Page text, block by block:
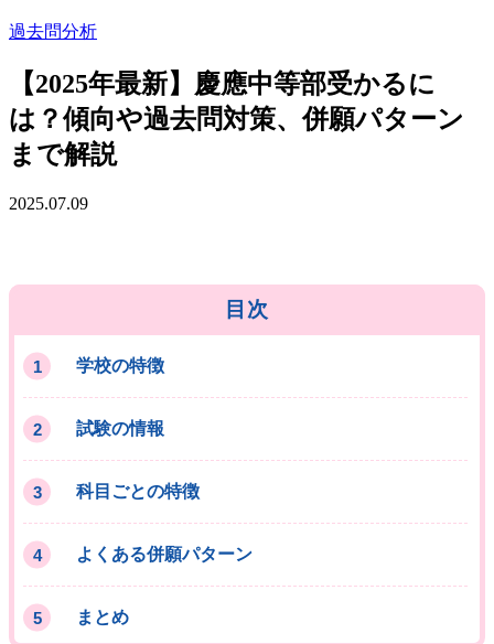
過去問分析
【2025年最新】慶應中等部受かるに
は？傾向や過去問対策、併願パターン
まで解説
2025.07.09
目次
学校の特徴
試験の情報
科目ごとの特徴
よくある併願パターン
まとめ